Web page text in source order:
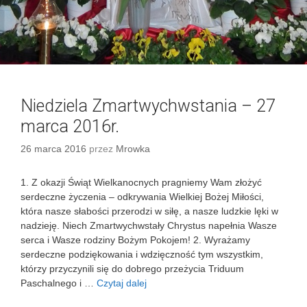
i
e
t
n
2
0
1
6
Niedziela Zmartwychwstania – 27
marca 2016r.
26 marca 2016 przez Mrowka
1. Z okazji Świąt Wielkanocnych pragniemy Wam złożyć
serdeczne życzenia – odkrywania Wielkiej Bożej Miłości,
która nasze słabości przerodzi w siłę, a nasze ludzkie lęki w
nadzieję. Niech Zmartwychwstały Chrystus napełnia Wasze
serca i Wasze rodziny Bożym Pokojem! 2. Wyrażamy
serdeczne podziękowania i wdzięczność tym wszystkim,
którzy przyczynili się do dobrego przeżycia Triduum
Paschalnego i … Czytaj dalej